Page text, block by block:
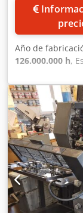
Información de
Año de
126.000.000 h,
sencilla 2/2 - 4/0
regulación
Crodolml
planchas Grafix
polvo
automático de
de lavado del
Equipo
millones.